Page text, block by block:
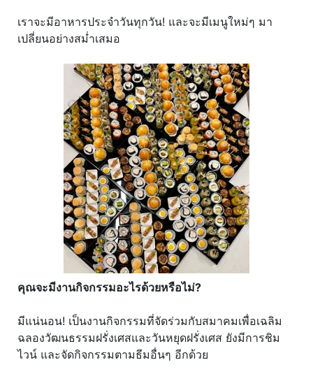
เราจะมีอาหารประจำวันทุกวัน! และจะมีเมนูใหม่ๆ มา
เปลี่ยนอย่างสม่ำเสมอ
คุณจะมีงานกิจกรรมอะไรด้วยหรือไม่?
มีแน่นอน! เป็นงานกิจกรรมที่จัดร่วมกับสมาคมเพื่อเฉลิม
ฉลองวัฒนธรรมฝรั่งเศสและวันหยุดฝรั่งเศส ยังมีการชิม
ไวน์ และจัดกิจกรรมตามธีมอื่นๆ อีกด้วย